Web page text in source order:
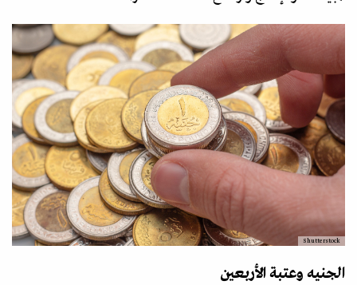
Shutterstock
الجنيه وعتبة الأربعين